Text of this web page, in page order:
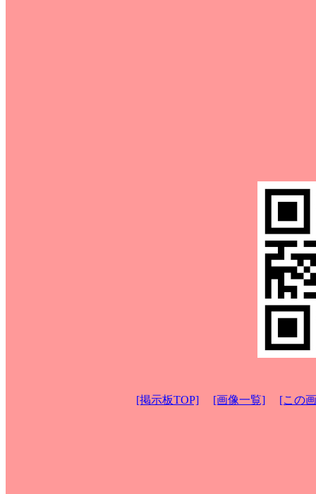
[掲示板TOP] [画像一覧] [この